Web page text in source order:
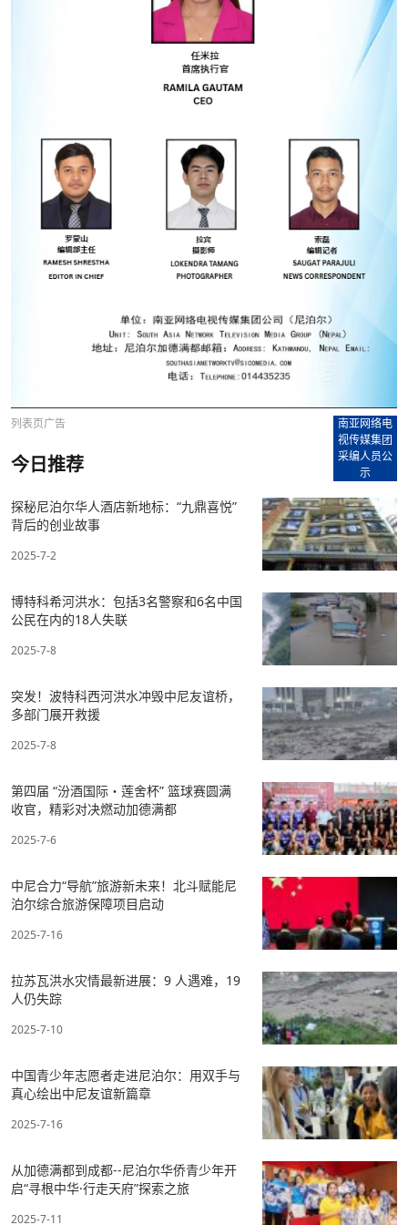
列表页广告
南亚网络电
视传媒集团
采编人员公
示
今日推荐
探秘尼泊尔华人酒店新地标：“九鼎喜悦”
背后的创业故事
2025-7-2
博特科希河洪水：包括3名警察和6名中国
公民在内的18人失联
2025-7-8
突发！波特科西河洪水冲毁中尼友谊桥，
多部门展开救援
2025-7-8
第四届 “汾酒国际・莲舍杯” 篮球赛圆满
收官，精彩对决燃动加德满都
2025-7-6
中尼合力“导航”旅游新未来！北斗赋能尼
泊尔综合旅游保障项目启动
2025-7-16
拉苏瓦洪水灾情最新进展：9 人遇难，19
人仍失踪
2025-7-10
中国青少年志愿者走进尼泊尔：用双手与
真心绘出中尼友谊新篇章
2025-7-16
从加德满都到成都--尼泊尔华侨青少年开
启“寻根中华·行走天府”探索之旅
2025-7-11